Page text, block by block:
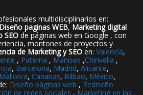
multidisciplinarios en:
Diseño paginas WEB, Marketing digital
SEO de páginas web en Google , con
montones de proyectos y
de Marketing y SEO en:Valencia,
, Paterna , Manises ,Chirivella ,
, Barcelona, Madrid,Alicante,
, Canarias, Bilbao, México,
Diseño páginas web , Rediseño
de redes sociales , Marketing en las